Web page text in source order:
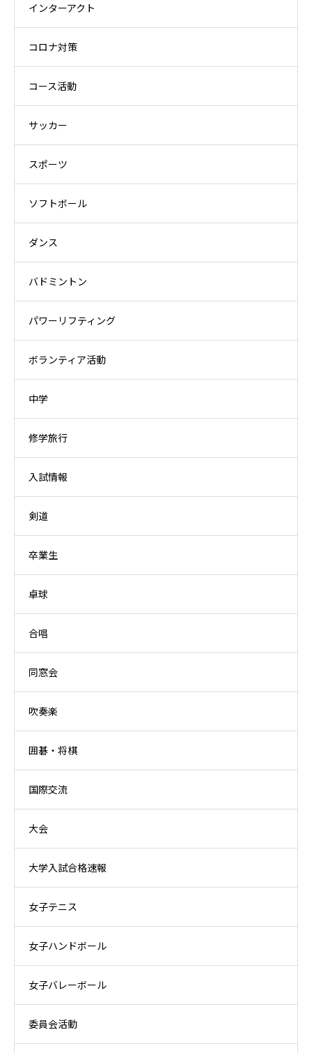
インターアクト
コロナ対策
コース活動
サッカー
スポーツ
ソフトボール
ダンス
バドミントン
パワーリフティング
ボランティア活動
中学
修学旅行
入試情報
剣道
卒業生
卓球
合唱
同窓会
吹奏楽
囲碁・将棋
国際交流
大会
大学入試合格速報
女子テニス
女子ハンドボール
女子バレーボール
委員会活動